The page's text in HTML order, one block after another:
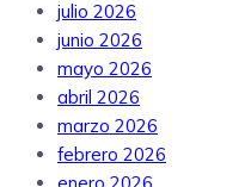
julio 2026
junio 2026
mayo 2026
abril 2026
marzo 2026
febrero 2026